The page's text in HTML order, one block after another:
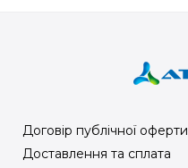
Договір публічної оферти
Доставлення та сплата